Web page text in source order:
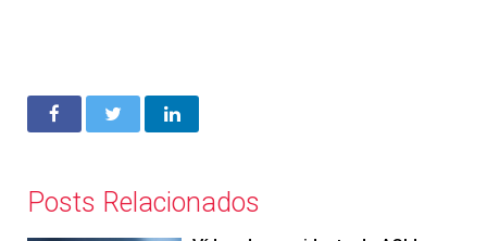
Posts Relacionados